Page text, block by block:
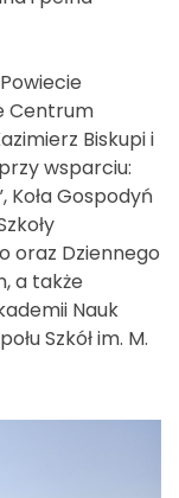
Centrum
Biskupi i
wsparciu:
Koła Gospodyń
oraz Dziennego
a także
Nauk
Szkół im. M.